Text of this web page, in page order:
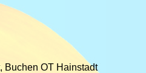
Buchen OT Hainstadt